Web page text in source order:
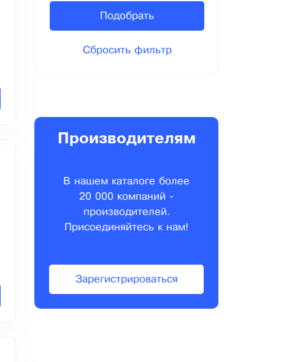
Подобрать
Сбросить фильтр
Производителям
В нашем каталоге более
20 000 компаний -
производителей.
Присоединяйтесь к нам!
Зарегистрироваться